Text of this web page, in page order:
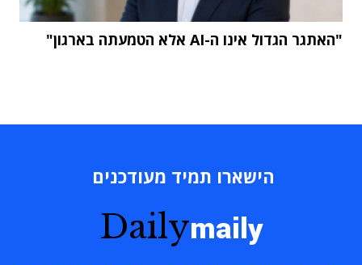
"האתגר הגדול אינו ה-AI אלא הטמעתה בארגון"
הישארו תמיד מעודכנים
Dailymaily